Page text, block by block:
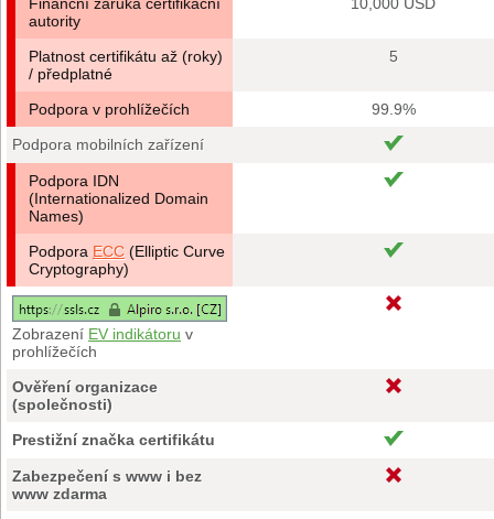
autority
Platnost certifikátu až (roky)
/ předplatné
5
Podpora v prohlížečích
99.9%
Podpora mobilních zařízení
Podpora IDN
(Internationalized Domain
Names)
Podpora ECC (Elliptic Curve
Cryptography)
Zobrazení EV indikátoru v
prohlížečích
Ověření organizace
(společnosti)
Prestižní značka certifikátu
Zabezpečení s www i bez
www zdarma